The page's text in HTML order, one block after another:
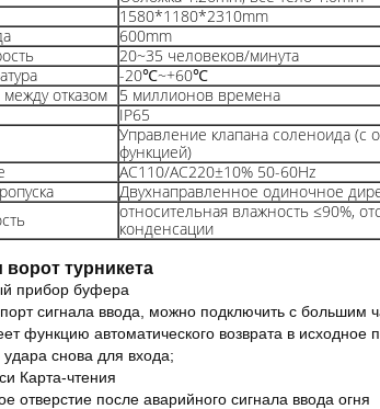
1580*1180*2310mm
600mm
20~35 человеков/минута
-20℃~+60℃
отказом
5 миллионов времена
IP65
Управление клапана соленоида (с
функцией)
AC110/AC220±10% 50-60Hz
Двухнаправленное одиночное
относительная влажность ≤90%,
конденсации
турникета
прибор буфера
сигнала ввода, можно подключить с большим
функцию автоматического возврата в
удара снова для входа;
Карта-чтения
отверстие после аварийного сигнала ввода огня